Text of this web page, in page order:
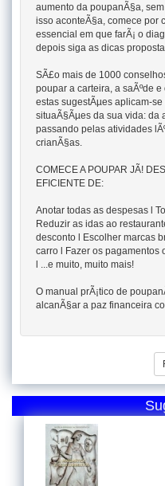
aumento da poupanÃ§a,
isso aconteÃ§a, comece por
essencial em que farÃ¡ o
depois siga as dicas
SÃ£o mais de 1000
poupar a carteira, a saÃºde
estas sugestÃµes aplicam-
situaÃ§Ãµes da sua vida: da
passando pelas atividades
crianÃ§as.
COMECE A POUPAR JÃ!
EFICIENTE DE:
Anotar todas as despesas l
Reduzir as idas ao
desconto l Escolher marcas
carro l Fazer os pagamentos
l ...e muito, muito mais!
O manual prÃ¡tico de
alcanÃ§ar a paz financeira